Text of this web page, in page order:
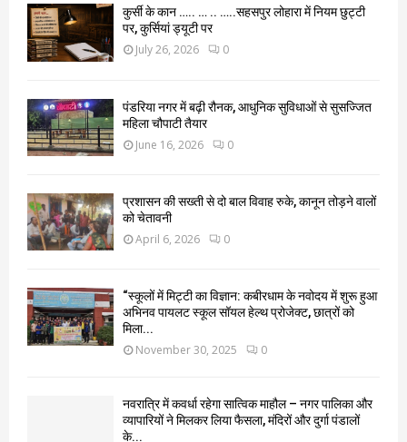
कुर्सी के कान ….. … .. …..सहसपुर लोहारा में नियम छुट्टी
पर, कुर्सियां ड्यूटी पर
July 26, 2026 0
पंडरिया नगर में बढ़ी रौनक, आधुनिक सुविधाओं से सुसज्जित
महिला चौपाटी तैयार
June 16, 2026 0
प्रशासन की सख्ती से दो बाल विवाह रुके, कानून तोड़ने वालों
को चेतावनी
April 6, 2026 0
“स्कूलों में मिट्टी का विज्ञान: कबीरधाम के नवोदय में शुरू हुआ
अभिनव पायलट स्कूल सॉयल हेल्थ प्रोजेक्ट, छात्रों को
मिला...
November 30, 2025 0
नवरात्रि में कवर्धा रहेगा सात्विक माहौल – नगर पालिका और
व्यापारियों ने मिलकर लिया फैसला, मंदिरों और दुर्गा पंडालों
के...